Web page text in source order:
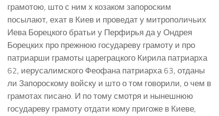
грамотою, што с ним х козаком запороским
посылают, ехат в Киев и проведат у митрополичьих
Иева Борецкого братьи у Перфирья да у Ондрея
Борецких про прежнюю государеву грамоту и про
патриарши грамоты цареграцкого Кирила патриарха
62, иерусалимского Феофана патриарха 63, отданы
ли Запороскому войску и што о том говорили, о чем в
грамотах писано. И по тому смотря и нынешнюю
государеву грамоту отдати кому пригоже в Киеве,